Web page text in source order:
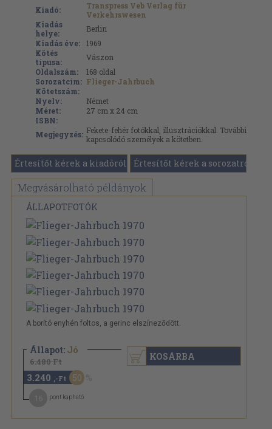
Kiadó:
Transpress Veb Verlag für
Verkehrswesen
Kiadás
helye:
Berlin
Kiadás éve:
1969
Kötés
típusa:
Vászon
Oldalszám:
168 oldal
Sorozatcím: Flieger-Jahrbuch
Kötetszám:
Nyelv:
Német
Méret:
27 cm x 24 cm
ISBN:
Megjegyzés: Fekete-fehér fotókkal, illusztrációkkal. További
kapcsolódó személyek a kötetben.
Értesítőt kérek a kiadóról Értesítőt kérek a sorozatról
Megvásárolható példányok
ÁLLAPOTFOTÓK
A borító enyhén foltos, a gerinc elszíneződött.
Állapot: Jó
6.480 Ft
3.240 ,-Ft 50
pont kapható
KOSÁRBA